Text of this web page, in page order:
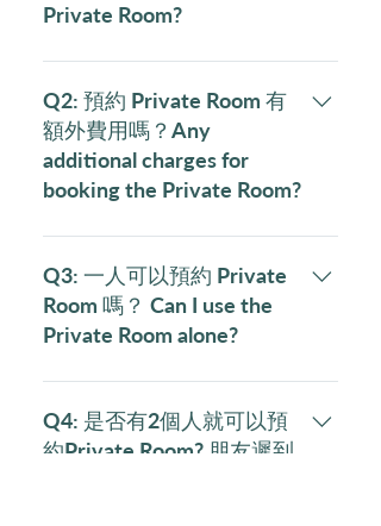
Private Room?
所有 Private Room 的預約也是經我
們半自動的 Whatsapp ChatBot 。
All private room bookings are only
processed via a semi-auto
Whatsapp ChatBot.
Q2: 預約 Private Room 有
額外費用嗎？Any
additional charges for
booking the Private Room?
如果你有2至10人就可以預約我們
的 Private Room 做
meeting/discussion，我們的
Private Room 沒有額外收費，細房
但留意，預約受條款及細則約束，
包括預約按金等，詳情會在此FAQ
或預約確認前清楚說明。我們一般
Q3: 一人可以預約 Private
Room 嗎？ Can I use the
Private Room alone?
一位也可以預約獨立房間的，不過
如果一個人使用獨立房間會有最低
2人收費。例如：1小時會是 $50 x
Q4: 是否有2個人就可以預
約Private Room? 朋友遲到